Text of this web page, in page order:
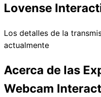
Lovense
Los detalles de la
actualmente
Acerca de las
Webcam